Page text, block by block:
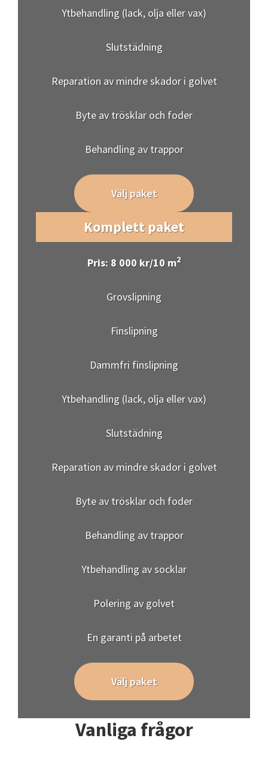
Ytbehandling (lack, olja eller vax)
Slutstädning
Reparation av mindre skador i golvet
Byte av trösklar och foder
Behandling av trappor
Välj paket
Komplett paket
Pris: 8 000 kr/10 m2
Grovslipning
Finslipning
Dammfri finslipning
Ytbehandling (lack, olja eller vax)
Slutstädning
Reparation av mindre skador i golvet
Byte av trösklar och foder
Behandling av trappor
Ytbehandling av socklar
Polering av golvet
En garanti på arbetet
Välj paket
Vanliga frågor